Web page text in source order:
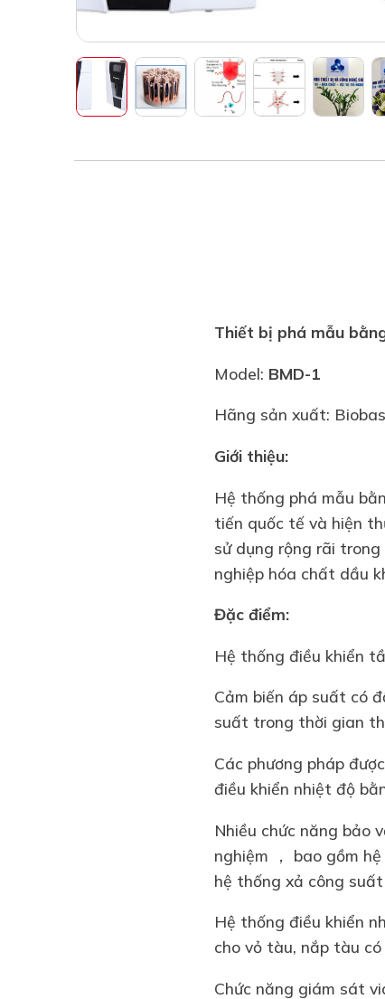
Thiết bị phá mẫu
Model: BMD-1
Hãng sản xuất:
Giới thiệu:
Hệ thống phá mẫu
tiến quốc tế và hiện
sử dụng rộng rãi
nghiệp hóa chất dầu
Đặc điểm:
Hệ thống điều khiển
Cảm biến áp suất có
suất trong thời gian
Các phương pháp
điều khiển nhiệt độ
Nhiều chức năng bảo
nghiệm ， bao gồm
hệ thống xả công
Hệ thống điều khiển
cho vỏ tàu, nắp tàu
Chức năng giám sát